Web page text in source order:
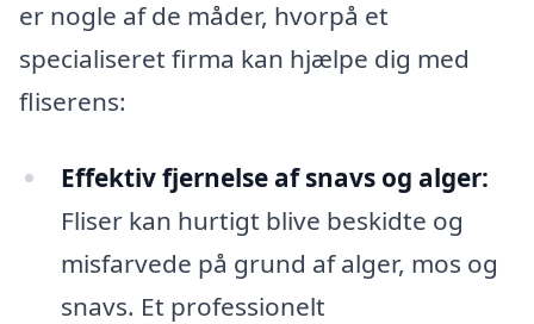
er nogle af de måder, hvorpå et
specialiseret firma kan hjælpe dig med
fliserens:
Effektiv fjernelse af snavs og alger:
Fliser kan hurtigt blive beskidte og
misfarvede på grund af alger, mos og
snavs. Et professionelt